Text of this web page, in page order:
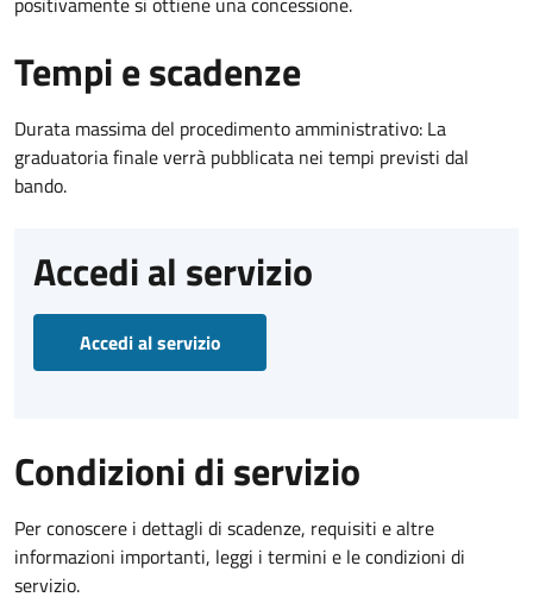
Tempi e scadenze
Durata massima del procedimento amministrativo: La
graduatoria finale verrà pubblicata nei tempi previsti dal
bando.
Accedi al servizio
Accedi al servizio
Condizioni di servizio
Per conoscere i dettagli di scadenze, requisiti e altre
informazioni importanti, leggi i termini e le condizioni di
servizio.